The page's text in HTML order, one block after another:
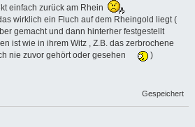
einfach zurück am Rhein
wirklich ein Fluch auf dem Rheingold liegt (
gemacht und dann hinterher festgestellt
ist wie in ihrem Witz , Z.B. das zerbrochene
nie zuvor gehört oder gesehen
)
Gespeichert